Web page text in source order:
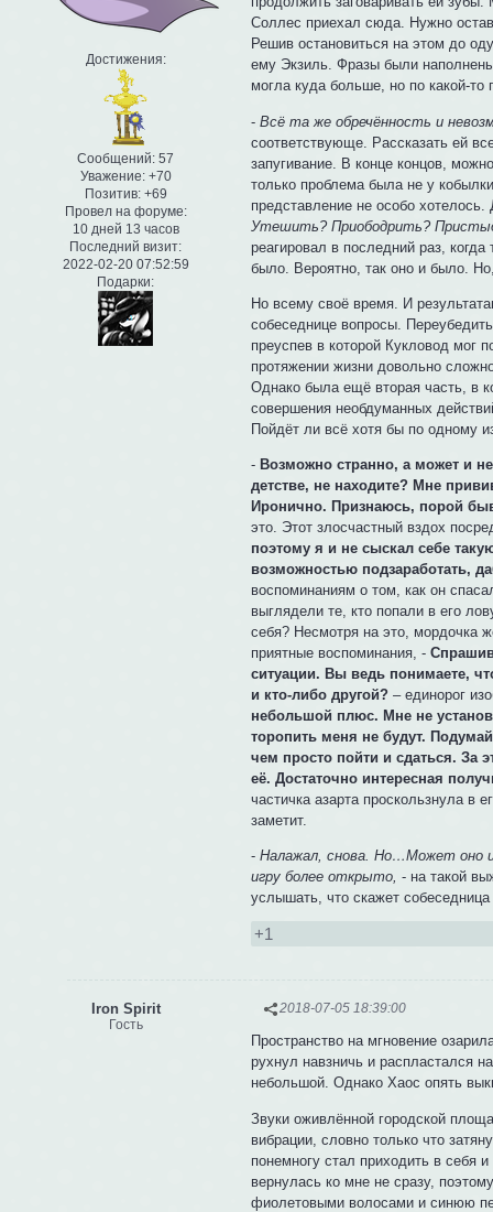
Достижения:
Сообщений: 57
Уважение: +70
Позитив: +69
Провел на форуме:
10 дней 13 часов
Последний визит:
2022-02-20 07:52:59
Подарки:
Соллес приехал сюда. Нужно
Решив остановиться на этом до
ему Экзиль. Фразы были
могла куда больше, но по какой-то
-Всё та же обречённость и
соответствующе. Рассказать ей
запугивание. В конце концов,
только проблема была не у
представление не особо
Утешить? Приободрить?
реагировал в последний раз,
было. Вероятно, так оно и было.
Но всему своё время. И
собеседнице вопросы.
преуспев в которой Кукловод мог
протяжении жизни довольно
Однако была ещё вторая часть, в
совершения необдуманных
Пойдёт ли всё хотя бы по одному
- Возможно странно, а может и
детстве, не находите? Мне
Иронично. Признаюсь, порой
это. Этот злосчастный вздох
поэтому я и не сыскал себе
возможностью подзаработать,
воспоминаниям о том, как он
выглядели те, кто попали в его
себя? Несмотря на это, мордочка
приятные воспоминания, -
ситуации. Вы ведь понимаете,
и кто-либо другой?– единорог
небольшой плюс. Мне не
торопить меня не будут.
чем просто пойти и сдаться. За
её. Достаточно интересная
частичка азарта проскользнула в
заметит.
-Налажал, снова. Но…Может оно
игру более открыто, - на такой
услышать, что скажет собеседница
+1
2018-07-05 18:39:00
Iron Spirit
Гость
Пространство на мгновение
рухнул навзничь и распластался
небольшой. Однако Хаос опять
Звуки оживлённой городской
вибрации, словно только что
понемногу стал приходить в себя
вернулась ко мне не сразу,
фиолетовыми волосами и синюю